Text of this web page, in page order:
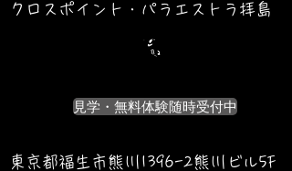
クロスポイント・パラエストラ拝島
見学・無料体験随時受付中
東京都福生市熊川1396-2熊川ビル5F